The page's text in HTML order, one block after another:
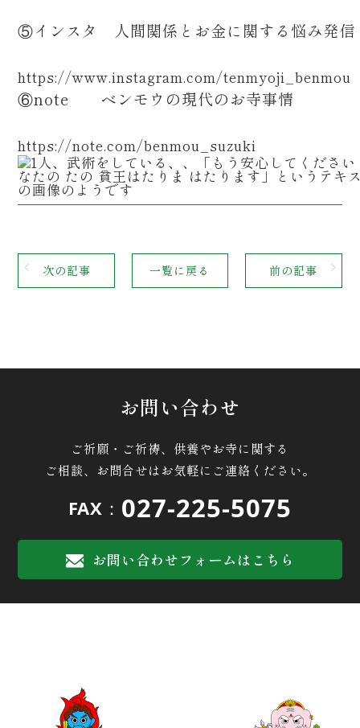
⑤インスタ 人間関係とお金に関する悩み発
https://www.instagram.com/tenmyoji_benmou
⑥note ベンモウの現代のお寺事情
https://note.com/benmou_suzuki
次の記事 一覧に戻る 前の記事
お問い合わせ
ご祈願・ご祈祷、供養やお寺に関する
ご相談、お問合せはお気軽にご連絡ください。
FAX： 027-225-5075
お問い合わせフォームはこちら